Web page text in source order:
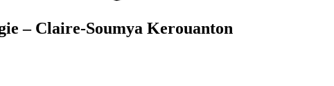
– Claire-Soumya Kerouanton